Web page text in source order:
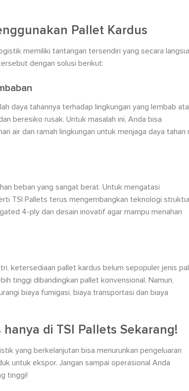
Pallet Kardus
memiliki tantangan tersendiri yang secara
dengan solusi berikut:
daya tahannya terhadap lingkungan yang lembab
beresiko rusak. Untuk masalah ini, Anda bisa
air dan ramah lingkungan untuk menjaga daya tahan
beban yang sangat berat. Untuk mengatasi
TSI Pallets terus mengembangkan teknologi
4-ply dan desain inovatif agar mampu menahan
ketersediaan pallet kardus belum sepopuler jenis
tinggi dibandingkan pallet konvensional. Namun,
biaya fumigasi, biaya transportasi dan biaya
di TSI Pallets Sekarang!
yang berkelanjutan bisa menurunkan pengeluaran
untuk ekspor. Jangan sampai operasional Anda
tinggi!